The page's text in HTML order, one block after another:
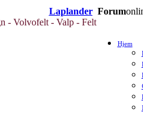
Laplander Forum
- Volvofelt - Valp - Felt
Hjem